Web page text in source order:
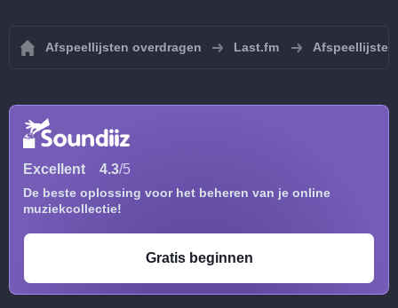
Afspeellijsten overdragen Last.fm
Excellent 4.3/5
De beste oplossing voor het beheren van je online
muziekcollectie!
Gratis beginnen